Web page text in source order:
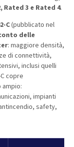
Rated 3 e Rated 4.
C(pubblicato nel
delle
: maggiore densità,
di connettività,
inclusi quelli
copre
impianti
safety,